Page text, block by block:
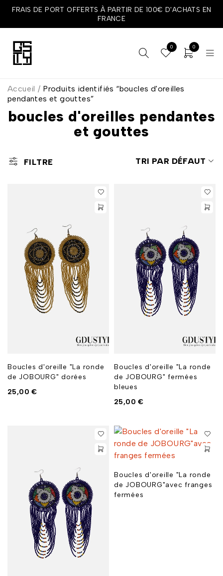
FRAIS DE PORT OFFERTS À PARTIR DE 100€ D'ACHATS EN
FRANCE
0 0
boucles d'oreilles pendantes
et gouttes
Accueil / Produits identifiés “boucles d'oreilles
pendantes et gouttes”
FILTRE TRI PAR DÉFAUT
Boucles d'oreille "La ronde
de JOBOURG" dorées
25,00€
Boucles d'oreille "La ronde
de JOBOURG" fermées
bleues
25,00€
Boucles d'oreille "La ronde
de JOBOURG"avec franges
fermées